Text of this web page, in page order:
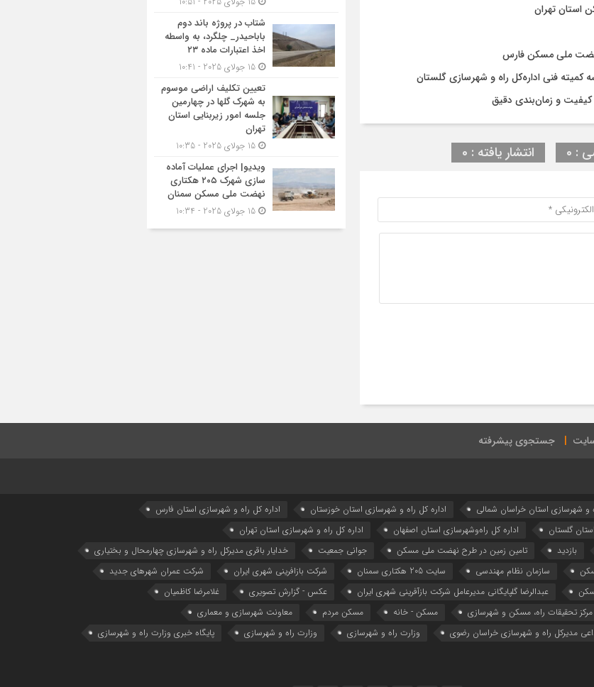
استان تهران
نهضت ملی مسکن فارس
فنی اداره‌کل راه و شهرسازی گلستان
: 0 انتشار یافته : 0
شتاب در پروژه باند دوم
باباحیدر_ چلگرد، به واسطه
اخذ اعتبارات ماده ۲۳
تعیین تکلیف اراضی موسوم
به شهرک گلها در چهارمین
جلسه امور زیربنایی استان
تهران
ویدیو| اجرای عملیات آماده
سازی شهرک ۲۰۵ هکتاری
نهضت ملی مسکن سمنان
جستجوی پیشرفته
و شهرسازي استان خراسان شمالي اداره كل راه و شهرسازي استان خوزستان
اداره كل راه و شهرسازي استان فارس
گلستان اداره كل راه‌و‌شهرسازي استان اصفهان
اداره کل راه و شهرسازی استان تهران
بازدید تامین زمین در طرح نهضت ملی مسکن جوانی جمعیت
خدایار باقری مدیرکل راه و شهرسازی چهارمحال و بختیاری
سازمان نظام مهندسی سایت 205 هکتاری سمنان شرکت بازافرینی شهری ایران
شرکت عمران شهرهای جدید
عبدالرضا گلپایگانی مدیرعامل شرکت بازآفرینی شهری ایران عکس - گزارش تصویری
غلامرضا کاظمیان
مرکز تحقیقات راه، مسکن و شهرسازی مسکن - خانه مسکن مردم
معاونت شهرسازي و معماري
مدیرکل راه و شهرسازی خراسان رضوی وزارت راه و شهرسازي وزارت راه و شهرسازی
پایگاه خبری وزارت راه و شهرسازی